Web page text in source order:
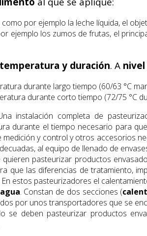
por ejemplo la leche líquida, el
ejemplo los zumos de frutas, el
y duración. A
durante largo tiempo (60/63 °C
durante corto tiempo (72/75 °C
instalación completa de
durante el tiempo necesario para
medición y control y otros accesorios
al equipo de llenado de
quieren pasteurizar productos
que las diferencias de tratamiento,
estos pasteurizadores el
. Constan de dos secciones (
por unos transportadores que se
se deben pasteurizar productos